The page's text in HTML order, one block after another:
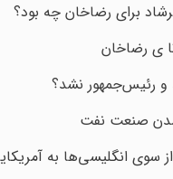
برای رضاخان چه بود؟
ی رضاخان
و رئیس‌جمهور نشد؟
شدن صنعت نفت
سوی انگلیسی‌ها به